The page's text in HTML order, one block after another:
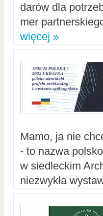
darów dla
mer
więcej »
Mamo, ja nie
- to nazwa
w siedleckim
niezwykła